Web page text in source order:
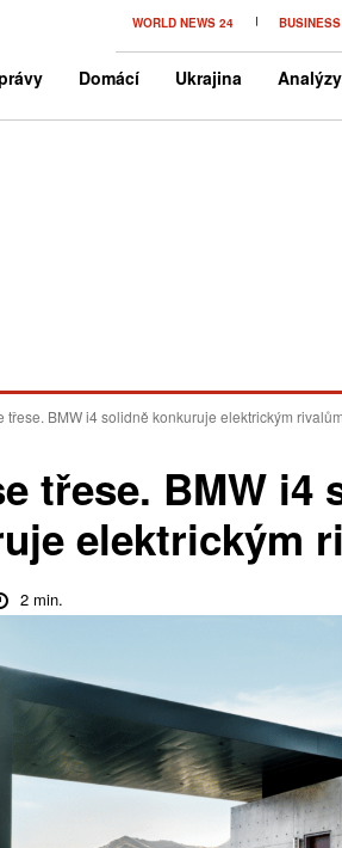
WORLD NEWS 24
Domácí Ukrajina Analýzy
třese. BMW i4 solidně konkuruje elektrickým rivalům
třese. BMW i4
elektrickým
2min.